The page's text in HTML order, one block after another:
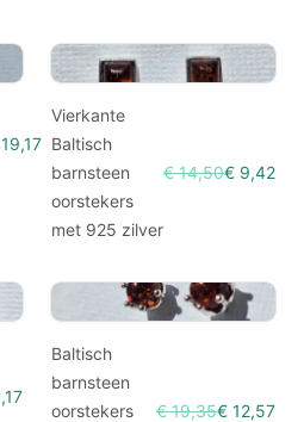
Vierkante
Baltisch
barnsteen
oorstekers
met 925 zilver
€ 14,50€ 9,42
Baltisch
barnsteen
oorstekers
€ 19,35€ 12,57